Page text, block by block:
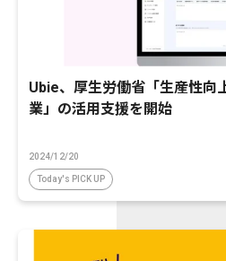
Ubie、厚生労働省「生産性向
業」の活用支援を開始
2024/12/20
Today's PICK UP